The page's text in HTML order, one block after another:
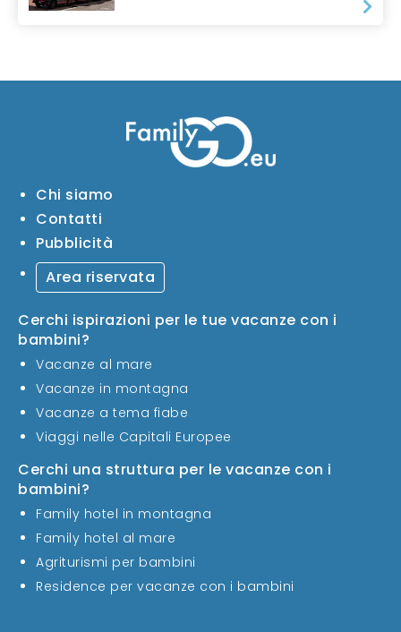
Chi siamo
Contatti
Pubblicità
Area riservata
Cerchi ispirazioni per le tue vacanze con i
bambini?
Vacanze al mare
Vacanze in montagna
Vacanze a tema fiabe
Viaggi nelle Capitali Europee
Cerchi una struttura per le vacanze con i
bambini?
Family hotel in montagna
Family hotel al mare
Agriturismi per bambini
Residence per vacanze con i bambini